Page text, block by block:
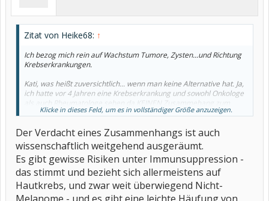
Zitat von Heike68: ↑
Ich bezog mich rein auf Wachstum Tumore, Zysten...und Richtung
Krebserkrankungen.
Kati, was heißt zuversichtlich... wenn man keine Alternative hat. Ja,
ich hatte vor 4 Jahren eine Krebserkrankung und sowohl Onkologe
als auch Rheumatologe sehen da KEINEN Zusammehang zum
Leflunomid. Und nu?
Klicke in dieses Feld, um es in vollständiger Größe anzuzeigen.
Der Verdacht eines Zusammenhangs ist auch
wissenschaftlich weitgehend ausgeräumt.
Es gibt gewisse Risiken unter Immunsuppression -
das stimmt und bezieht sich allermeistens auf
Hautkrebs, und zwar weit überwiegend Nicht-